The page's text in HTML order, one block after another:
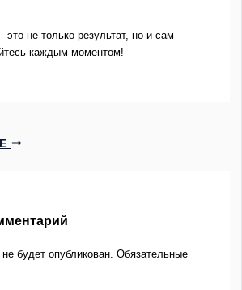
это не только результат, но и сам
каждым моментом!
будет опубликован. Обязательные